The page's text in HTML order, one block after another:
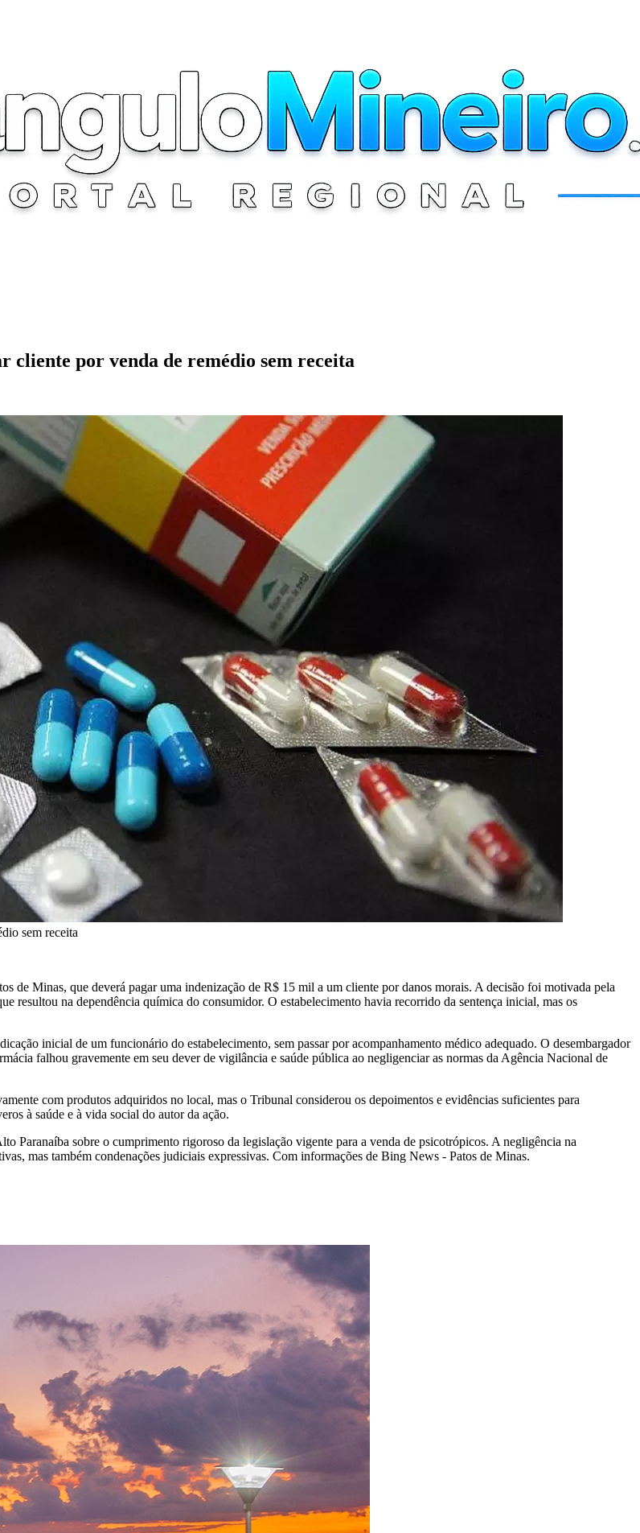
cliente por venda de remédio sem receita
sem receita
de Minas, que deverá pagar uma indenização de R$ 15 mil a um cliente por danos morais. A decisão foi motivada pela
resultou na dependência química do consumidor. O estabelecimento havia recorrido da sentença inicial, mas os
inicial de um funcionário do estabelecimento, sem passar por acompanhamento médico adequado. O desembargador
falhou gravemente em seu dever de vigilância e saúde pública ao negligenciar as normas da Agência Nacional de
com produtos adquiridos no local, mas o Tribunal considerou os depoimentos e evidências suficientes para
à saúde e à vida social do autor da ação.
Paranaíba sobre o cumprimento rigoroso da legislação vigente para a venda de psicotrópicos. A negligência na
mas também condenações judiciais expressivas. Com informações de Bing News - Patos de Minas.